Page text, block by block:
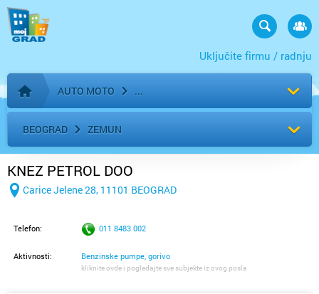
Uključite firmu / radnju
Početna stranica
AUTO MOTO
BEOGRAD ZEMUN
KNEZ PETROL DOO
Carice Jelene 28, 11101 BEOGRAD
Telefon: 011 8483 002
Aktivnosti: Benzinske pumpe, gorivo
kliknite ovde i pogledajte sve subjekte iz ovog posla